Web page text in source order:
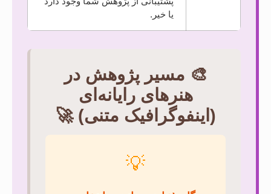
یا خیر.
🎨 مسیر پژوهش در
هنرهای رایانه‌ای
(اینفوگرافیک متنی) 🚀
💡